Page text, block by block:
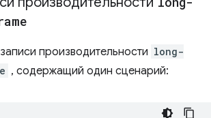
производительности long-
, содержащий один сценарий: